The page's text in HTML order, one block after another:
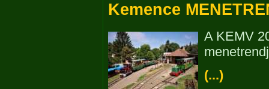
Kemence
A KEMV
(...)